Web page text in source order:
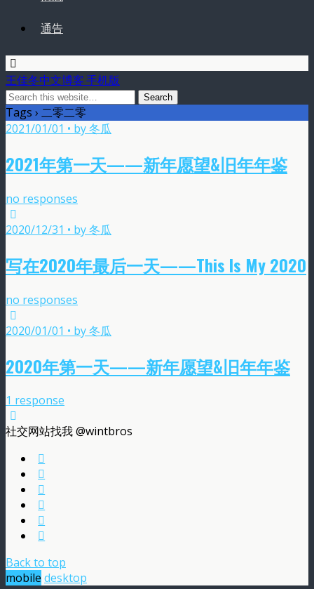
通告
王佳冬中文博客 手机版
Tags › 二零二零
2021/01/01 • by 冬瓜
2021年第一天——新年愿望&旧年年鉴
no responses
2020/12/31 • by 冬瓜
写在2020年最后一天——This Is My 2020
no responses
2020/01/01 • by 冬瓜
2020年第一天——新年愿望&旧年年鉴
1 response
社交网站找我 @wintbros
Back to top
mobile desktop